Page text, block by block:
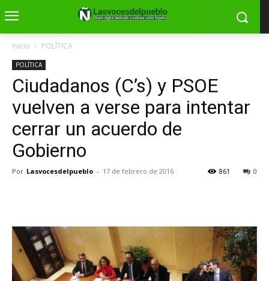
Inicio POLÍTICA
POLÍTICA
Ciudadanos (C’s) y PSOE
vuelven a verse para intentar
cerrar un acuerdo de
Gobierno
Por Lasvocesdelpueblo - 17 de febrero de 2016 0
861